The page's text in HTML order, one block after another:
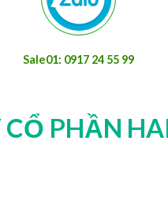
Sale01: 0917 24 55 99
PHẦN